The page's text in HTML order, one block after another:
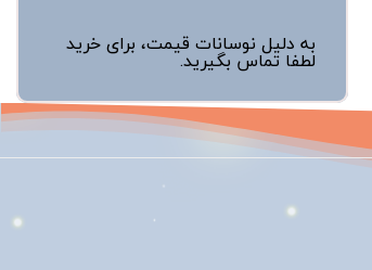
به دلیل نوسانات قیمت، برای خرید
لطفا تماس بگیرید.